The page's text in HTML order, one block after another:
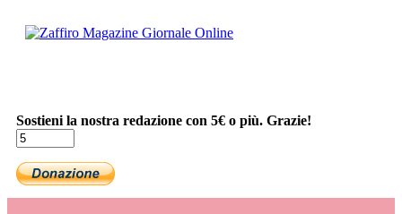
Sostieni la nostra redazione con 5€ o più. Grazie!